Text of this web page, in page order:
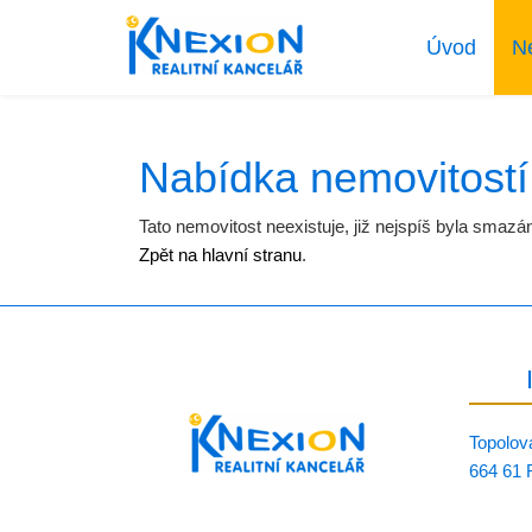
Úvod
Nabídka nemovitostí
Tato nemovitost neexistuje, již nejspíš byla
Zpět na hlavní stranu.
664 61